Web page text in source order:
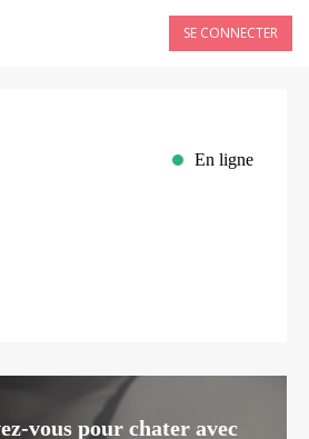
SE CONNECTER
En ligne
vous pour chater avec